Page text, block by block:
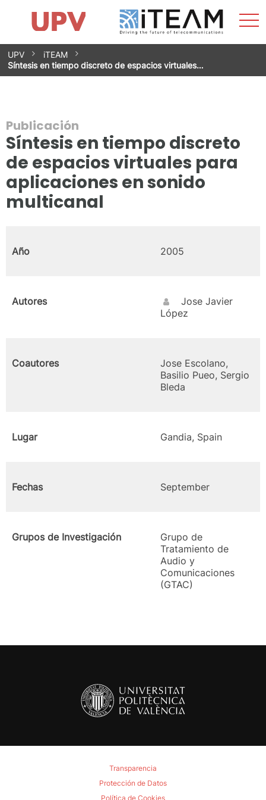
Saltar
contenido
Impacto
Grupos de investigación
Instalaciones
Spin-offs
Contacto
Prácticas
Noticias
Unidad de Igualdad
UPV
iTEAM
Síntesis en tiempo discreto de espacios virtuales…
Publicación
Síntesis en tiempo discreto
de espacios virtuales para
aplicaciones en sonido
multicanal
Año 2005
Autores
Jose Javier
López
Coautores
Jose Escolano,
Basilio Pueo, Sergio
Bleda
Lugar Gandia, Spain
Fechas September
Grupos de Investigación
Grupo de
Tratamiento de
Audio y
Comunicaciones
(GTAC)
Transparencia
Protección de Datos
Política de Cookies